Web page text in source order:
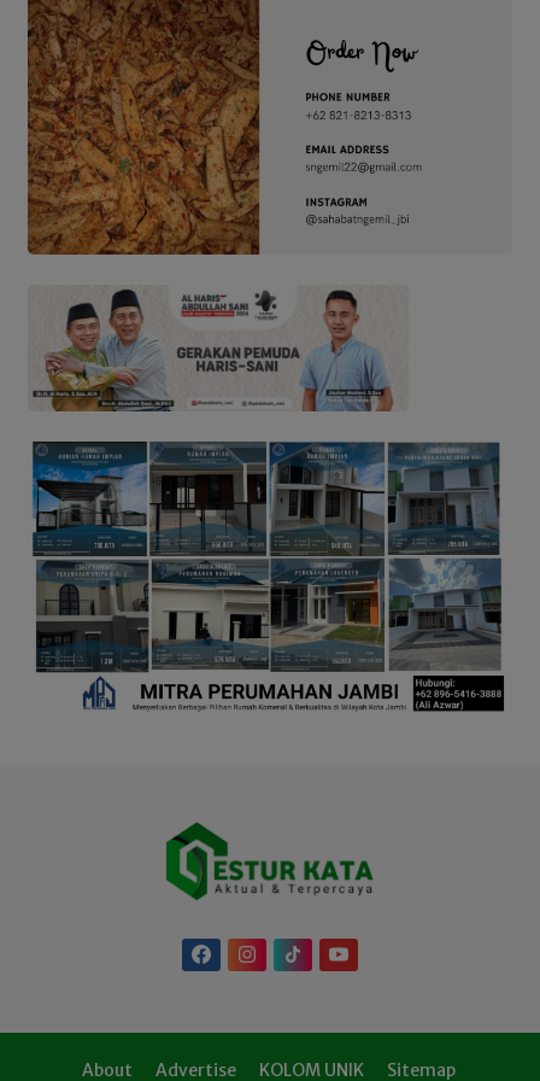
About Advertise KOLOM UNIK Sitemap